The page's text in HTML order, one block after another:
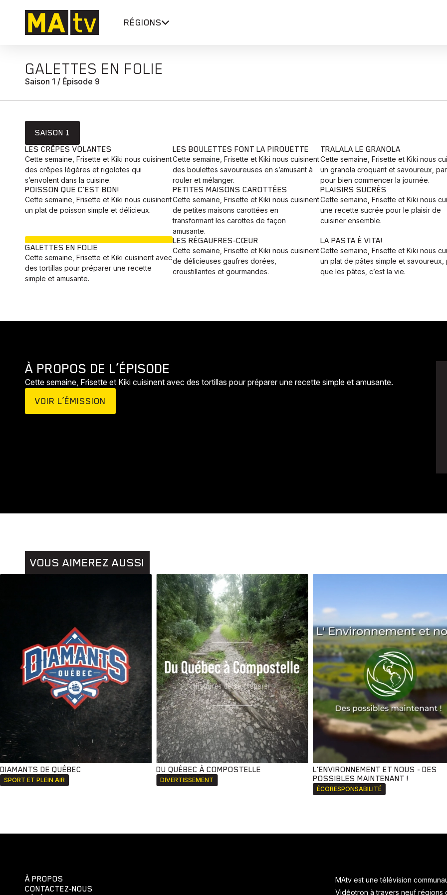
RÉGIONS
GALETTES EN FOLIE
Saison 1 / Épisode 9
SAISON 1
LES CRÊPES VOLANTES
Cette semaine, Frisette et Kiki nous cuisinent
des crêpes légères et rigolotes qui
s’envolent dans la cuisine.
LES BOULETTES FONT LA PIROUETTE
Cette semaine, Frisette et Kiki nous cuisinent
des boulettes savoureuses en s’amusant à
rouler et mélanger.
TRALALA LE GRANOLA
Cette semaine, Frisette et Kiki nous
un granola croquant et savoureux,
pour bien commencer la journée.
POISSON QUE C'EST BON!
Cette semaine, Frisette et Kiki nous cuisinent
un plat de poisson simple et délicieux.
PETITES MAISONS CAROTTÉES
Cette semaine, Frisette et Kiki nous cuisinent
de petites maisons carottées en
transformant les carottes de façon
amusante.
PLAISIRS SUCRÉS
Cette semaine, Frisette et Kiki nous
une recette sucrée pour le plaisir de
cuisiner ensemble.
GALETTES EN FOLIE
Cette semaine, Frisette et Kiki cuisinent avec
des tortillas pour préparer une recette
simple et amusante.
LES RÉGAUFRES-CŒUR
Cette semaine, Frisette et Kiki nous cuisinent
de délicieuses gaufres dorées,
croustillantes et gourmandes.
LA PASTA È VITA!
Cette semaine, Frisette et Kiki nous
un plat de pâtes simple et savoureux,
que les pâtes, c’est la vie.
À PROPOS DE L’ÉPISODE
Cette semaine, Frisette et Kiki cuisinent avec des tortillas pour préparer une recette simple et amusante.
VOIR L’ÉMISSION
VOUS AIMEREZ AUSSI
DIAMANTS DE QUÉBEC
SPORT ET PLEIN AIR
DU QUÉBEC À COMPOSTELLE
DIVERTISSEMENT
L'ENVIRONNEMENT ET NOUS - DES
POSSIBLES MAINTENANT !
ÉCORESPONSABILITÉ
À PROPOS
CONTACTEZ-NOUS
MAtv est une télévision
Vidéotron à travers neuf régions